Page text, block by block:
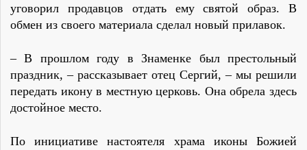
уговорил продавцов отдать ему святой образ. В
обмен из своего материала сделал новый прилавок.
– В прошлом году в Знаменке был престольный
праздник, – рассказывает отец Сергий, – мы решили
передать икону в местную церковь. Она обрела здесь
достойное место.
По инициативе настоятеля храма иконы Божией